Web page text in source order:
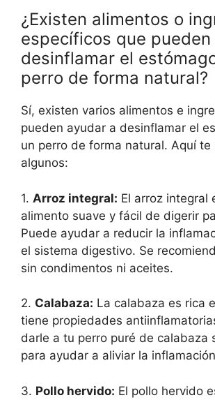
¿Existen alimentos o
específicos que pueden
desinflamar el
perro de forma natural?
Sí, existen varios alimentos e
pueden ayudar a desinflamar el
un perro de forma natural. Aquí te
algunos:
1. Arroz integral: El arroz integral
alimento suave y fácil de digerir
Puede ayudar a reducir la
el sistema digestivo. Se
sin condimentos ni aceites.
2. Calabaza: La calabaza es rica
tiene propiedades
darle a tu perro puré de calabaza
para ayudar a aliviar la
3. Pollo hervido: El pollo hervido